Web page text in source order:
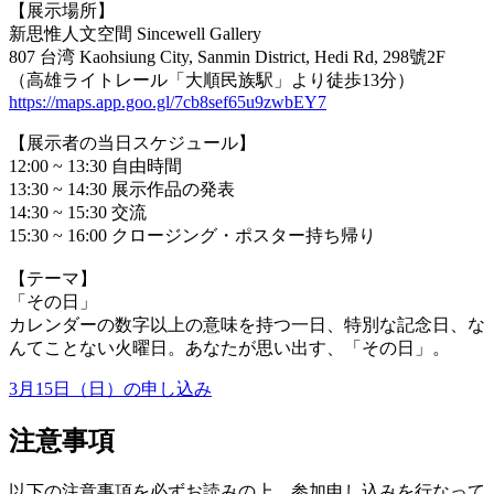
【展示場所】
新思惟人文空間 Sincewell Gallery
807 台湾 Kaohsiung City, Sanmin District, Hedi Rd, 298號2F
（高雄ライトレール「大順民族駅」より徒歩13分）
https://maps.app.goo.gl/7cb8sef65u9zwbEY7
【展示者の当日スケジュール】
12:00 ~ 13:30 自由時間
13:30 ~ 14:30 展示作品の発表
14:30 ~ 15:30 交流
15:30 ~ 16:00 クロージング・ポスター持ち帰り
【テーマ】
「その日」
カレンダーの数字以上の意味を持つ一日、特別な記念日、な
んてことない火曜日。あなたが思い出す、「その日」。
3月15日（日）の申し込み
注意事項